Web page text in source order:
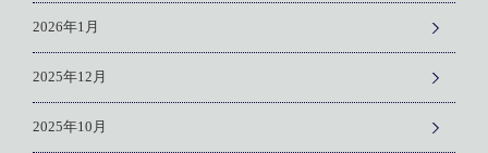
2026年1月
2025年12月
2025年10月